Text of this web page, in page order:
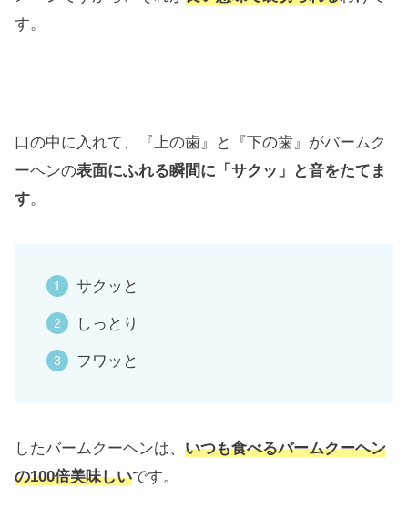
す。
口の中に入れて、『上の歯』と『下の歯』がバームク
ーヘンの表面にふれる瞬間に「サクッ」と音をたてま
す。
サクッと
しっとり
フワッと
したバームクーヘンは、 いつも食べるバームクーヘン
の100倍美味しいです。